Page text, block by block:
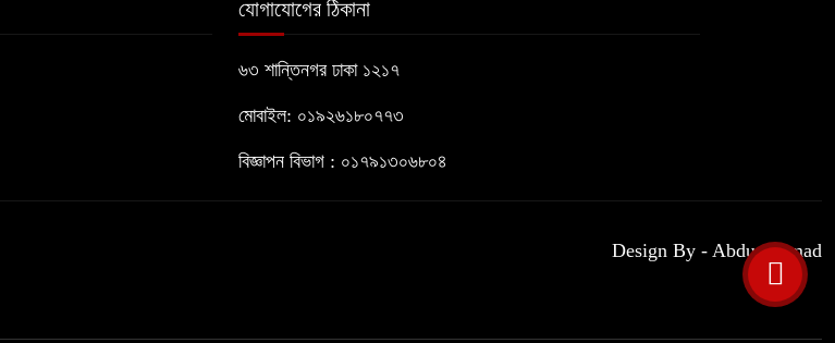
যোগাযোগের ঠিকানা
৬৩ শান্তিনগর ঢাকা ১২১৭
মোবাইল: ০১৯২৬১৮০৭৭৩
বিজ্ঞাপন বিভাগ : ০১৭৯১৩০৬৮০৪
Design By - Abdus Samad